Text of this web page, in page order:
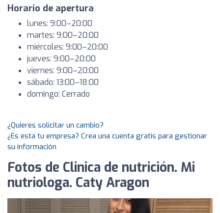
Horario de apertura
lunes: 9:00–20:00
martes: 9:00–20:00
miércoles: 9:00–20:00
jueves: 9:00–20:00
viernes: 9:00–20:00
sábado: 13:00–18:00
domingo: Cerrado
¿Quieres solicitar un cambio?
¿Es esta tu empresa? Crea una cuenta gratis para gestionar
su información
Fotos de Clinica de nutrición. Mi
nutriologa. Caty Aragon